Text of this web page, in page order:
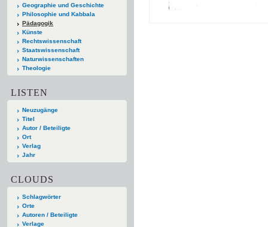
Geographie und Geschichte
Philosophie und Kabbala
Pädagogik
Künste
Rechtswissenschaft
Staatswissenschaft
Naturwissenschaften
Theologie
LISTEN
Neuzugänge
Titel
Autor / Beteiligte
Ort
Verlag
Jahr
CLOUDS
Schlagwörter
Orte
Autoren / Beteiligte
Verlage